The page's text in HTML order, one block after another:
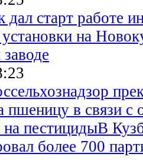
старт работе
на
пшеницу в связи с
пестицидыВ
более 700